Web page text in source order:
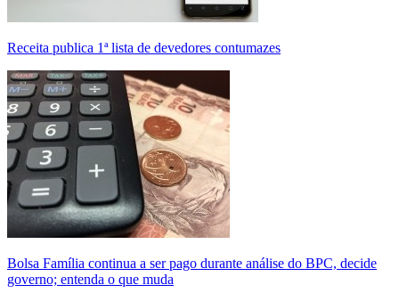
Receita publica 1ª lista de devedores contumazes
Bolsa Família continua a ser pago durante análise do BPC, decide
governo; entenda o que muda